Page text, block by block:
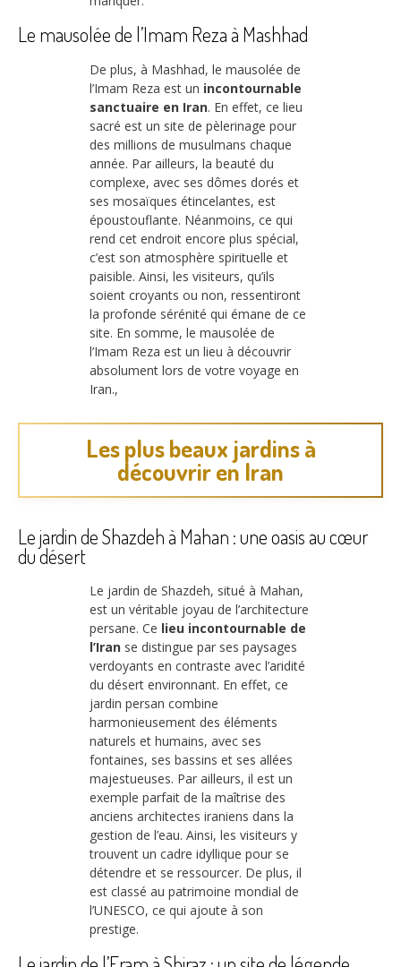
Le mausolée de l’Imam Reza à Mashhad
De plus, à Mashhad, le mausolée de
l’Imam Reza est un incontournable
sanctuaire en Iran. En effet, ce lieu
sacré est un site de pèlerinage pour
des millions de musulmans chaque
année. Par ailleurs, la beauté du
complexe, avec ses dômes dorés et
ses mosaïques étincelantes, est
époustouflante. Néanmoins, ce qui
rend cet endroit encore plus spécial,
c’est son atmosphère spirituelle et
paisible. Ainsi, les visiteurs, qu’ils
soient croyants ou non, ressentiront
la profonde sérénité qui émane de ce
site. En somme, le mausolée de
l’Imam Reza est un lieu à découvrir
absolument lors de votre voyage en
Iran.,
Les plus beaux jardins à
découvrir en Iran
Le jardin de Shazdeh à Mahan : une oasis au cœur
du désert
Le jardin de Shazdeh, situé à Mahan,
est un véritable joyau de l’architecture
persane. Ce lieu incontournable de
l’Iran se distingue par ses paysages
verdoyants en contraste avec l’aridité
du désert environnant. En effet, ce
jardin persan combine
harmonieusement des éléments
naturels et humains, avec ses
fontaines, ses bassins et ses allées
majestueuses. Par ailleurs, il est un
exemple parfait de la maîtrise des
anciens architectes iraniens dans la
gestion de l’eau. Ainsi, les visiteurs y
trouvent un cadre idyllique pour se
détendre et se ressourcer. De plus, il
est classé au patrimoine mondial de
l’UNESCO, ce qui ajoute à son
prestige.